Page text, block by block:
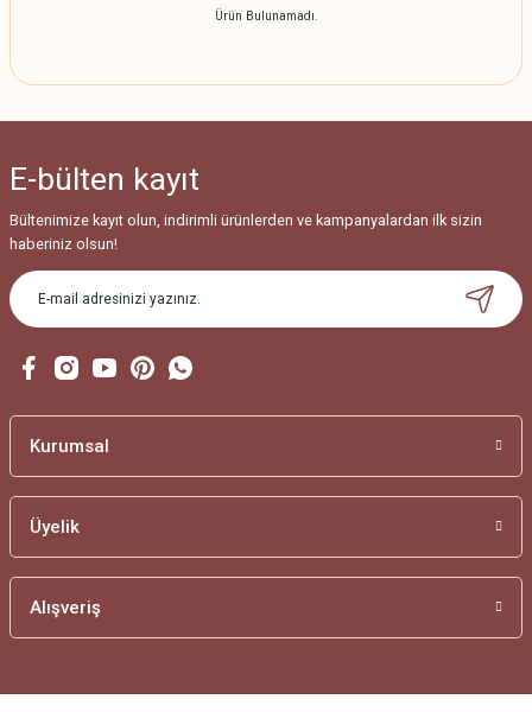
Ürün Bulunamadı.
E-bülten kayıt
Bültenimize kayıt olun, indirimli ürünlerden ve kampanyalardan ilk sizin
haberiniz olsun!
Kurumsal
Üyelik
Alışveriş